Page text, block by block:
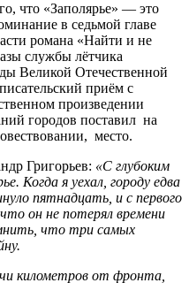
что «Заполярье» — это
в седьмой главе
романа «Найти и не
службы лётчика
Великой Отечественной
приём с
произведении
городов поставил на
место.
Григорьев: «С глубоким
Когда я уехал, городу едва
пятнадцать, и с первого
он не потерял времени
что три самых
километров от фронта,